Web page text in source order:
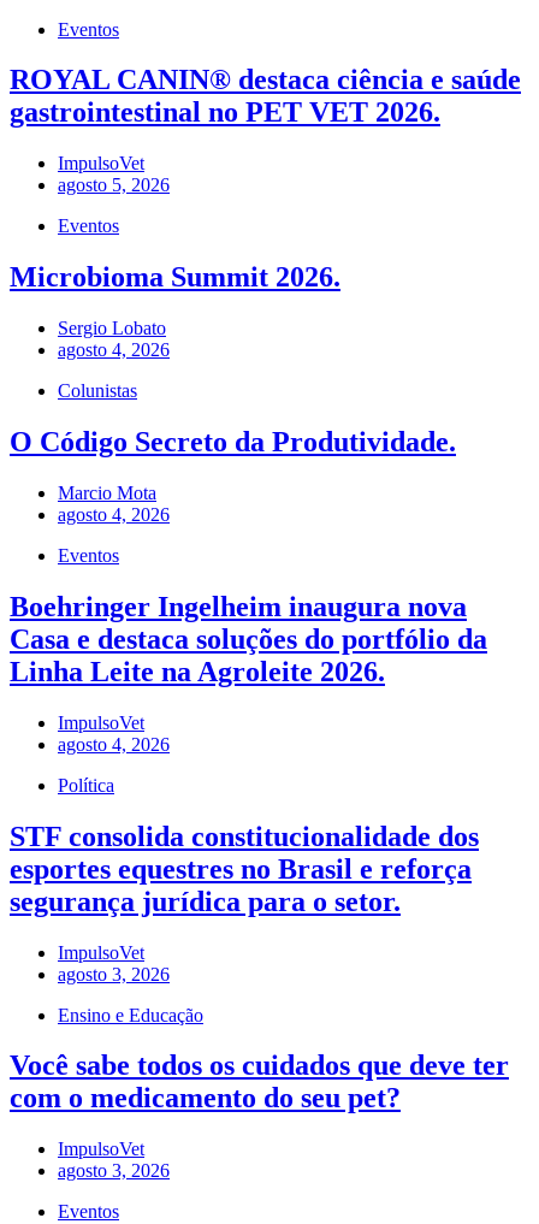
Eventos
ROYAL CANIN® destaca ciência e saúde
gastrointestinal no PET VET 2026.
ImpulsoVet
agosto 5, 2026
Eventos
Microbioma Summit 2026.
Sergio Lobato
agosto 4, 2026
Colunistas
O Código Secreto da Produtividade.
Marcio Mota
agosto 4, 2026
Eventos
Boehringer Ingelheim inaugura nova
Casa e destaca soluções do portfólio da
Linha Leite na Agroleite 2026.
ImpulsoVet
agosto 4, 2026
Política
STF consolida constitucionalidade dos
esportes equestres no Brasil e reforça
segurança jurídica para o setor.
ImpulsoVet
agosto 3, 2026
Ensino e Educação
Você sabe todos os cuidados que deve ter
com o medicamento do seu pet?
ImpulsoVet
agosto 3, 2026
Eventos